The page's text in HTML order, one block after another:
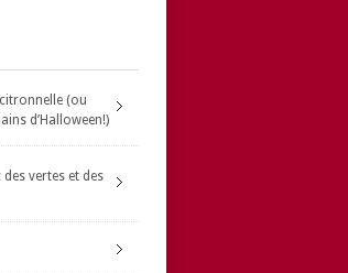
(ou
d’Halloween!)
vertes et des